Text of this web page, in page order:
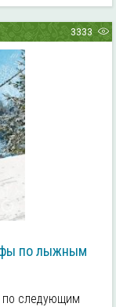
3333
по лыжным
по следующим